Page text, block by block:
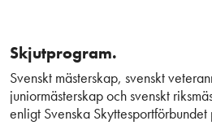
Skjutprogram.
Svenskt mästerskap, svenskt
juniormästerskap och svenskt
enligt Svenska Skyttesportförbundet